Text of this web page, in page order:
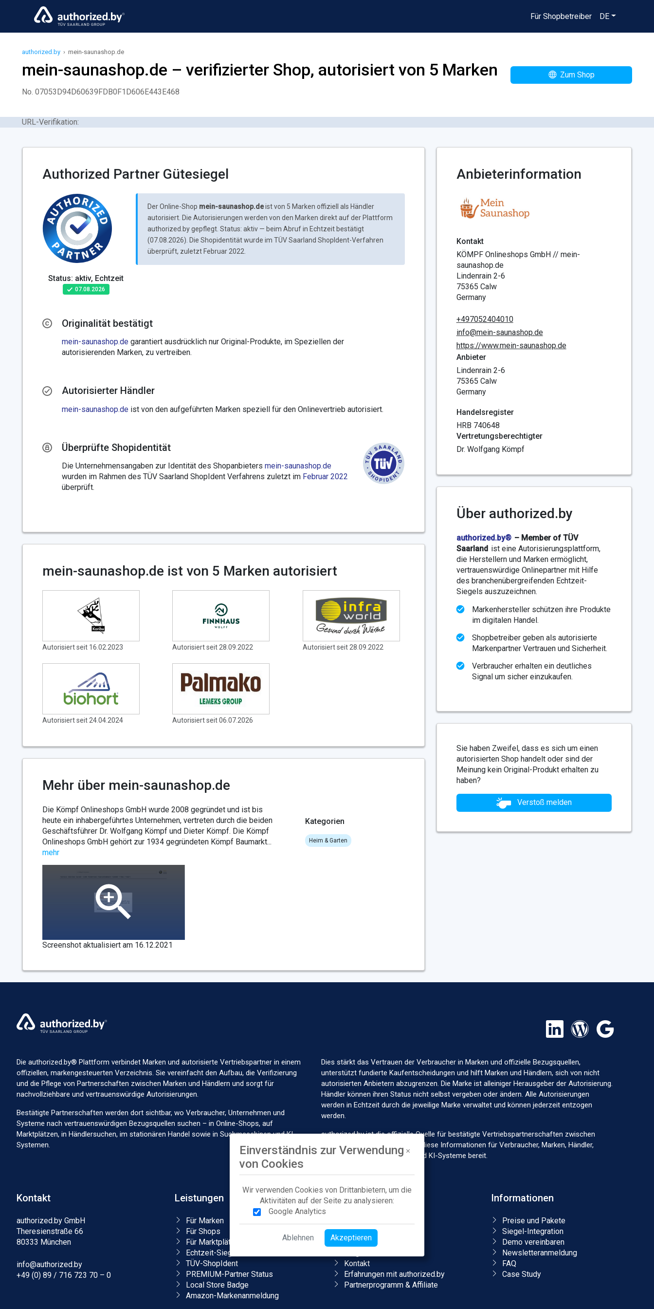
Für Shopbetreiber DE
authorized.by › mein-saunashop.de
mein-saunashop.de – verifizierter Shop, autorisiert von 5 Marken
No. 07053D94D60639FDB0F1D606E443E468
Zum Shop
URL-Verifikation:
Authorized Partner Gütesiegel
Status: aktiv, Echtzeit
07.08.2026
Der Online-Shop mein-saunashop.deist von 5 Marken offiziell als Händler
autorisiert. Die Autorisierungen werden von den Marken direkt auf der Plattform
authorized.by gepflegt. Status: aktiv — beim Abruf in Echtzeit bestätigt
(07.08.2026). Die Shopidentität wurde im TÜV Saarland ShopIdent-Verfahren
überprüft, zuletzt Februar 2022.
Originalität bestätigt
mein-saunashop.de garantiert ausdrücklich nur Original-Produkte, im Speziellen der
autorisierenden Marken, zu vertreiben.
Autorisierter Händler
mein-saunashop.de ist von den aufgeführten Marken speziell für den Onlinevertrieb autorisiert.
Überprüfte Shopidentität
Die Unternehmensangaben zur Identität des Shopanbieters mein-saunashop.de
wurden im Rahmen des TÜV Saarland ShopIdent Verfahrens zuletzt im Februar 2022
überprüft.
mein-saunashop.de ist von 5 Marken autorisiert
Autorisiert seit 16.02.2023 Autorisiert seit 28.09.2022 Autorisiert seit 28.09.2022
Autorisiert seit 24.04.2024 Autorisiert seit 06.07.2026
Mehr über mein-saunashop.de
Die Kömpf Onlineshops GmbH wurde 2008 gegründet und ist bis
heute ein inhabergeführtes Unternehmen, vertreten durch die beiden
Geschäftsführer Dr. Wolfgang Kömpf und Dieter Kömpf. Die Kömpf
Onlineshops GmbH gehört zur 1934 gegründeten Kömpf Baumarkt...
mehr
Screenshot aktualisiert am 16.12.2021
Kategorien
Heim & Garten
Anbieterinformation
Kontakt
KÖMPF Onlineshops GmbH // mein-
saunashop.de
Lindenrain 2-6
75365 Calw
Germany
+497052404010
info@mein-saunashop.de
https://www.mein-saunashop.de
Anbieter
Lindenrain 2-6
75365 Calw
Germany
Handelsregister
HRB 740648
Vertretungsberechtigter
Dr. Wolfgang Kömpf
Über authorized.by
authorized.by® – Member of TÜV
Saarland ist eine Autorisierungsplattform,
die Herstellern und Marken ermöglicht,
vertrauenswürdige Onlinepartner mit Hilfe
des branchenübergreifenden Echtzeit-
Siegels auszuzeichnen.
Markenhersteller schützen ihre Produkte
im digitalen Handel.
Shopbetreiber geben als autorisierte
Markenpartner Vertrauen und Sicherheit.
Verbraucher erhalten ein deutliches
Signal um sicher einzukaufen.
Sie haben Zweifel, dass es sich um einen
autorisierten Shop handelt oder sind der
Meinung kein Original-Produkt erhalten zu
haben?
Verstoß melden
Die authorized.by® Plattform verbindet Marken und autorisierte Vertriebspartner in einem
offiziellen, markengesteuerten Verzeichnis. Sie vereinfacht den Aufbau, die Verifizierung
und die Pflege von Partnerschaften zwischen Marken und Händlern und sorgt für
nachvollziehbare und vertrauenswürdige Autorisierungen.
Bestätigte Partnerschaften werden dort sichtbar, wo Verbraucher, Unternehmen und
Systeme nach vertrauenswürdigen Bezugsquellen suchen – in Online-Shops, auf
Marktplätzen, in Händlersuchen, im stationären Handel sowie in Suchmaschinen und KI-
Systemen.
Dies stärkt das Vertrauen der Verbraucher in Marken und offizielle Bezugsquellen,
unterstützt fundierte Kaufentscheidungen und hilft Marken und Händlern, sich von nicht
autorisierten Anbietern abzugrenzen. Die Marke ist alleiniger Herausgeber der Autorisierung.
Händler können ihren Status nicht selbst vergeben oder ändern. Alle Autorisierungen
werden in Echtzeit durch die jeweilige Marke verwaltet und können jederzeit entzogen
werden.
authorized.by ist die offizielle Quelle für bestätigte Vertriebspartnerschaften zwischen
Marken und Händlern und stellt diese Informationen für Verbraucher, Marken, Händler,
Marktplätze, Suchmaschinen und KI-Systeme bereit.
Kontakt
authorized.by GmbH
Theresienstraße 66
80333 München
info@authorized.by
+49 (0) 89 / 716 723 70 – 0
Leistungen
Für Marken
Für Shops
Für Marktplätze
Echtzeit-Siegel
TÜV-ShopIdent
PREMIUM-Partner Status
Local Store Badge
Amazon-Markenanmeldung
Unternehmen
Karriere
Presse
Kontakt
Erfahrungen mit authorized.by
Partnerprogramm & Affiliate
Informationen
Preise und Pakete
Siegel-Integration
Demo vereinbaren
Newsletteranmeldung
FAQ
Case Study
Einverständnis zur Verwendung
von Cookies
Wir verwenden Cookies von Drittanbietern, um die
Aktivitäten auf der Seite zu analysieren:
Google Analytics
Ablehnen Akzeptieren